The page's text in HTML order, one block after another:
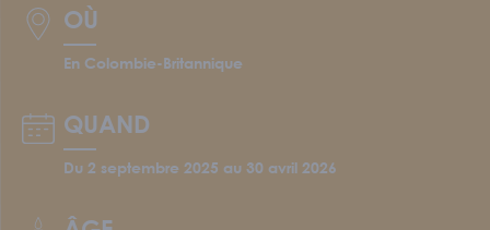
Écoles et personnel enseignant
S'IMPLIQUER
Nos comités
Programme Connecte
OÙ
En Colombie-Britannique
QUAND
Du 2 septembre 2025 au 30 avril 2026